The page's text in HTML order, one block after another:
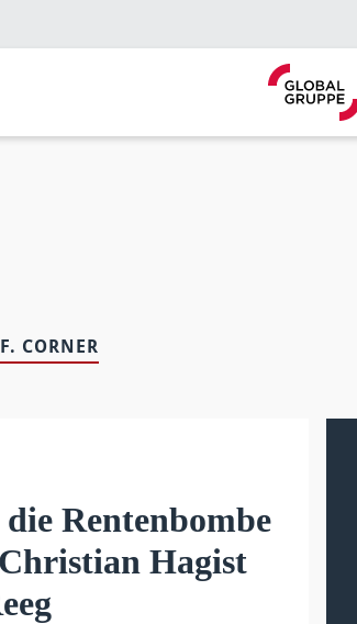
CORNER
Rentenbombe
Hagist